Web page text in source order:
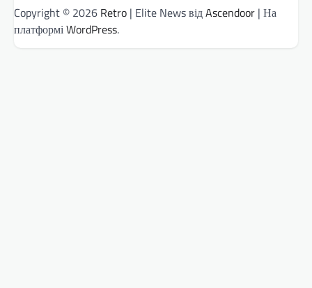
Copyright © 2026 Retro | Elite News відAscendoor | На
платформіWordPress.